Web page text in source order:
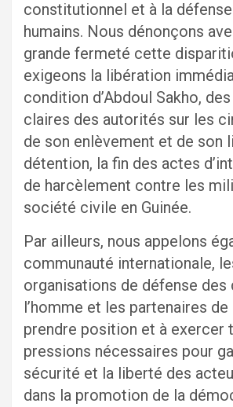
constitutionnel et à la
humains. Nous dénonçons
grande fermeté cette
exigeons la libération
condition d’Abdoul Sakho,
claires des autorités sur les
de son enlèvement et de son
détention, la fin des actes
de harcèlement contre les
société civile en Guinée.
Par ailleurs, nous appelons
communauté internationale,
organisations de défense des
l’homme et les partenaires de
prendre position et à exercer
pressions nécessaires pour
sécurité et la liberté des
dans la promotion de la